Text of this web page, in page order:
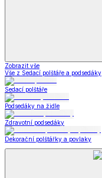
Zobrazit vše
Vše z Sedací polštáře a podsedáky
Sedací polštáře
Podsedáky na židle
Zdravotní podsedáky
Dekorační polštářky a povlaky